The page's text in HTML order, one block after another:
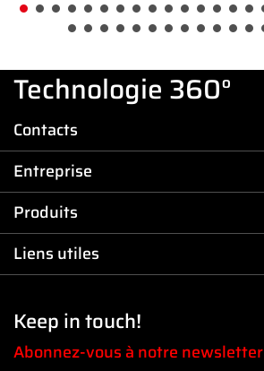
Technologie 360°
Contacts
Entreprise
Produits
Liens utiles
Keep in touch!
Abonnez-vous à notre newsletter